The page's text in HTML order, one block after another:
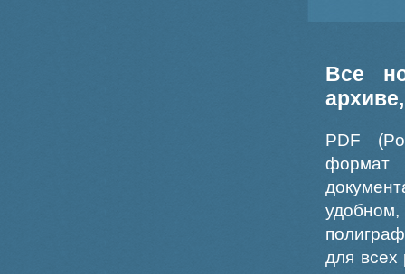
Все
PDF
формат
для всех